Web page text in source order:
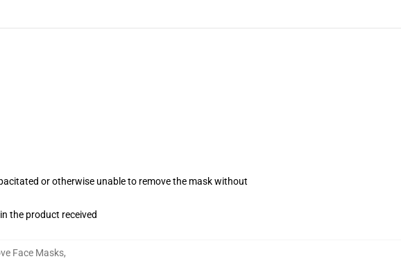
or otherwise unable to remove the mask without
the product received
Face Masks,